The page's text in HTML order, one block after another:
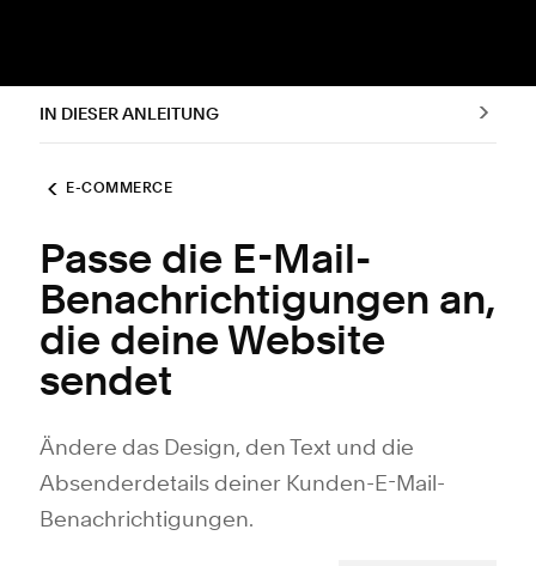
IN DIESER ANLEITUNG
E-COMMERCE
Passe die E-Mail-
Benachrichtigungen an,
die deine Website
sendet
Ändere das Design, den Text und die
Absenderdetails deiner Kunden-E-Mail-
Benachrichtigungen.